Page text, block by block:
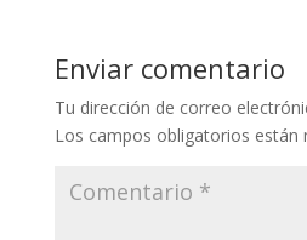
Enviar comentario
Tu dirección de correo
Los campos obligatorios están